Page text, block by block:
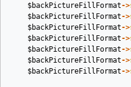
$backPictureFillFormat->
$backPictureFillFormat->
$backPictureFillFormat->
$backPictureFillFormat->
$backPictureFillFormat->
$backPictureFillFormat->
$backPictureFillFormat->